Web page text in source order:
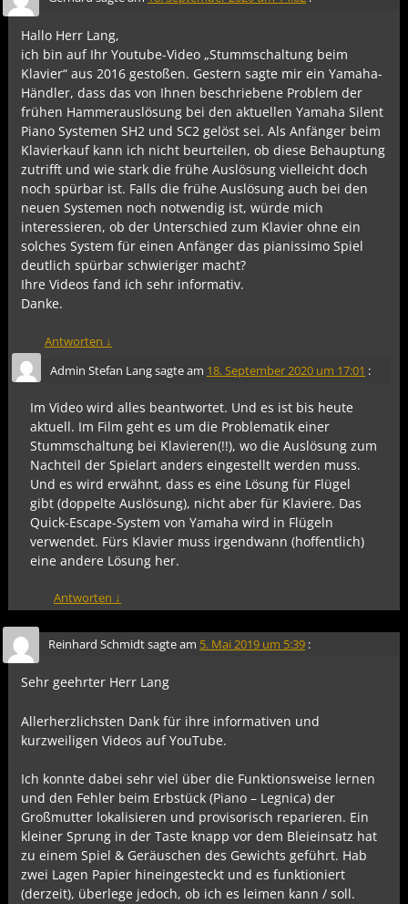
Hallo Herr Lang,
ich bin auf Ihr Youtube-Video „Stummschaltung beim
Klavier“ aus 2016 gestoßen. Gestern sagte mir ein Yamaha-
Händler, dass das von Ihnen beschriebene Problem der
frühen Hammerauslösung bei den aktuellen Yamaha Silent
Piano Systemen SH2 und SC2 gelöst sei. Als Anfänger beim
Klavierkauf kann ich nicht beurteilen, ob diese Behauptung
zutrifft und wie stark die frühe Auslösung vielleicht doch
noch spürbar ist. Falls die frühe Auslösung auch bei den
neuen Systemen noch notwendig ist, würde mich
interessieren, ob der Unterschied zum Klavier ohne ein
solches System für einen Anfänger das pianissimo Spiel
deutlich spürbar schwieriger macht?
Ihre Videos fand ich sehr informativ.
Danke.
Antworten ↓
Admin Stefan Langsagte am 18. September 2020 um 17:01 :
Im Video wird alles beantwortet. Und es ist bis heute
aktuell. Im Film geht es um die Problematik einer
Stummschaltung bei Klavieren(!!), wo die Auslösung zum
Nachteil der Spielart anders eingestellt werden muss.
Und es wird erwähnt, dass es eine Lösung für Flügel
gibt (doppelte Auslösung), nicht aber für Klaviere. Das
Quick-Escape-System von Yamaha wird in Flügeln
verwendet. Fürs Klavier muss irgendwann (hoffentlich)
eine andere Lösung her.
Antworten ↓
Reinhard Schmidtsagte am 5. Mai 2019 um 5:39 :
Sehr geehrter Herr Lang
Allerherzlichsten Dank für ihre informativen und
kurzweiligen Videos auf YouTube.
Ich konnte dabei sehr viel über die Funktionsweise lernen
und den Fehler beim Erbstück (Piano – Legnica) der
Großmutter lokalisieren und provisorisch reparieren. Ein
kleiner Sprung in der Taste knapp vor dem Bleieinsatz hat
zu einem Spiel & Geräuschen des Gewichts geführt. Hab
zwei Lagen Papier hineingesteckt und es funktioniert
(derzeit), überlege jedoch, ob ich es leimen kann / soll.